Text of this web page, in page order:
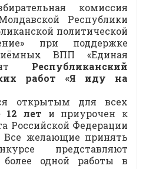
комиссия
Республики
политической
при поддержке
ВПП «Единая
Республиканский
работ «Я иду на
открытым для всех
12 лет и приурочен к
Российской Федерации
Все желающие принять
представляют
более одной работы в